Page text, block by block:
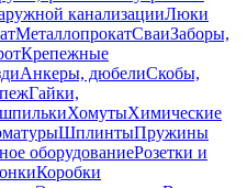
канализацииЛюки
МеталлопрокатСваиЗаборы,
Крепежные
Анкеры, дюбелиСкобы,
Гайки,
ХомутыХимические
ШплинтыПружины
оборудованиеРозетки и
Коробки